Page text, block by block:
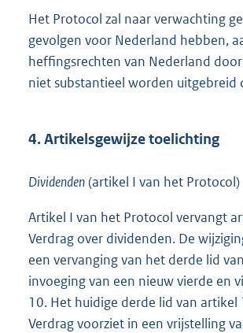
Het Protocol zal naar verwachting
gevolgen voor Nederland hebben,
heffingsrechten van Nederland
niet substantieel worden uitgebreid
4. Artikelsgewijze toelichting
Dividenden(artikel I van het Protocol)
Artikel I van het Protocol vervangt
Verdrag over dividenden. De
een vervanging van het derde lid
invoeging van een nieuw vierde en
10. Het huidige derde lid van artikel
Verdrag voorziet in een vrijstelling